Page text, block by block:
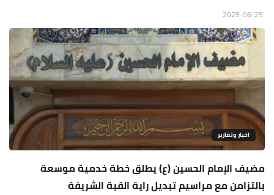
اخبار وتقارير
مضيف الإمام الحسين (ع) يطلق خطة خدمية موسعة
بالتزامن مع مراسيم تبديل راية القبة الشريفة